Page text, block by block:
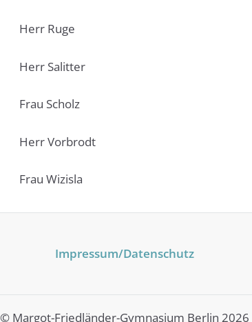
Herr Ruge
Herr Salitter
Frau Scholz
Herr Vorbrodt
Frau Wizisla
Impressum/Datenschutz
© Margot-Friedländer-Gymnasium Berlin 2026